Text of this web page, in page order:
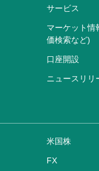
サービス
マーケット情
価検索など)
口座開設
ニュースリリ
米国株
FX